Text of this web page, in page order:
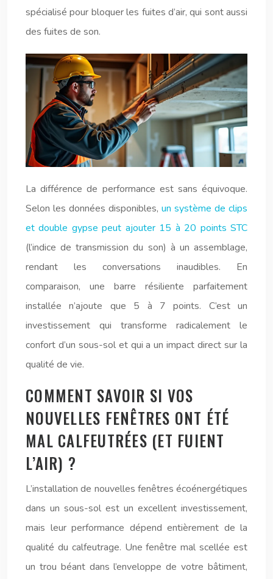
spécialisé pour bloquer les fuites d’air, qui sont aussi
des fuites de son.
La différence de performance est sans équivoque.
Selon les données disponibles, un système de clips
et double gypse peut ajouter 15 à 20 points STC
(l’indice de transmission du son) à un assemblage,
rendant les conversations inaudibles. En
comparaison, une barre résiliente parfaitement
installée n’ajoute que 5 à 7 points. C’est un
investissement qui transforme radicalement le
confort d’un sous-sol et qui a un impact direct sur la
qualité de vie.
COMMENT SAVOIR SI VOS
NOUVELLES FENÊTRES ONT ÉTÉ
MAL CALFEUTRÉES (ET FUIENT
L’AIR) ?
L’installation de nouvelles fenêtres écoénergétiques
dans un sous-sol est un excellent investissement,
mais leur performance dépend entièrement de la
qualité du calfeutrage. Une fenêtre mal scellée est
un trou béant dans l’enveloppe de votre bâtiment,